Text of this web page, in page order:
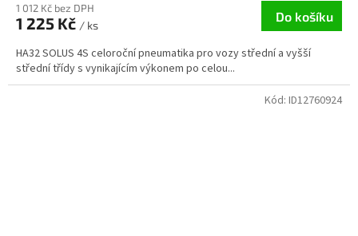
1 012 Kč bez DPH
1 225 Kč / ks
Do košíku
HA32 SOLUS 4S celoroční pneumatika pro vozy střední a vyšší
střední třídy s vynikajícím výkonem po celou...
Kód: ID12760924